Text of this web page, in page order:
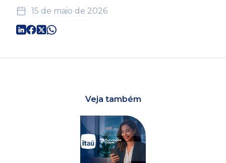
15 de maio de 2026
Veja também